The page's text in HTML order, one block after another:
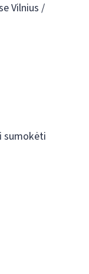
Vilnius /
sumokėti